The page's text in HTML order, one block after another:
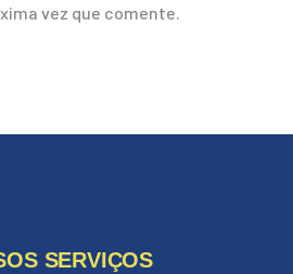
vez que comente.
SERVIÇOS